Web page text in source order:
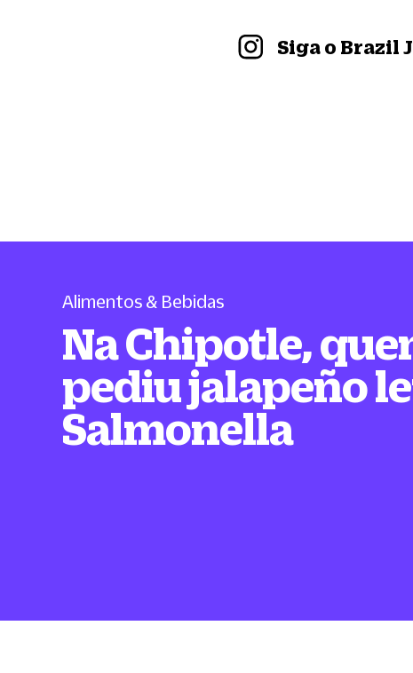
Siga o Brazil
Alimentos & Bebidas
Na Chipotle,
pediu jalapeño
Salmonella